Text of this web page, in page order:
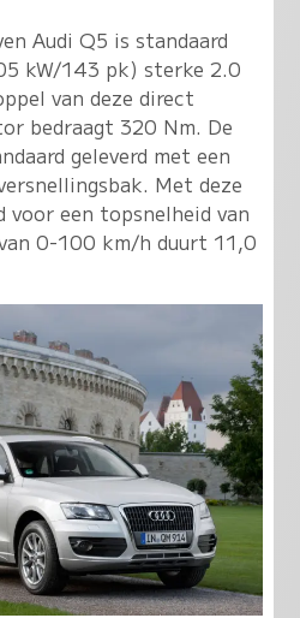
Audi Q5 is standaard
kW/143 pk) sterke 2.0
van deze direct
bedraagt 320 Nm. De
geleverd met een
Met deze
een topsnelheid van
0-100 km/h duurt 11,0